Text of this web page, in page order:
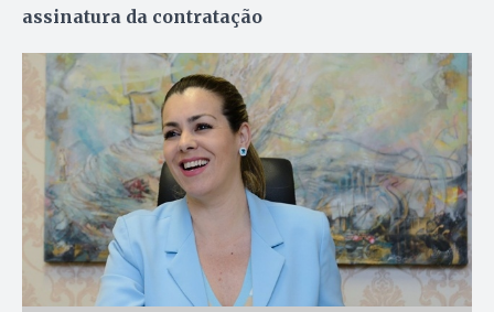
assinatura da contratação